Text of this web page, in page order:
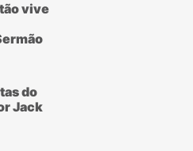
vive
do
Jack